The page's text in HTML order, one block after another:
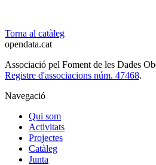
Torna al catàleg
opendata.cat
Associació pel Foment de les Dades
Registre d'associacions núm. 47468.
Navegació
Qui som
Activitats
Projectes
Catàleg
Junta